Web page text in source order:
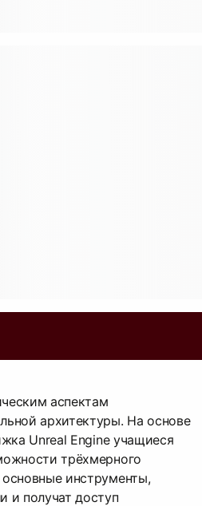
аспектам
архитектуры. На основе
Unreal Engine учащиеся
трёхмерного
инструменты,
и получат доступ